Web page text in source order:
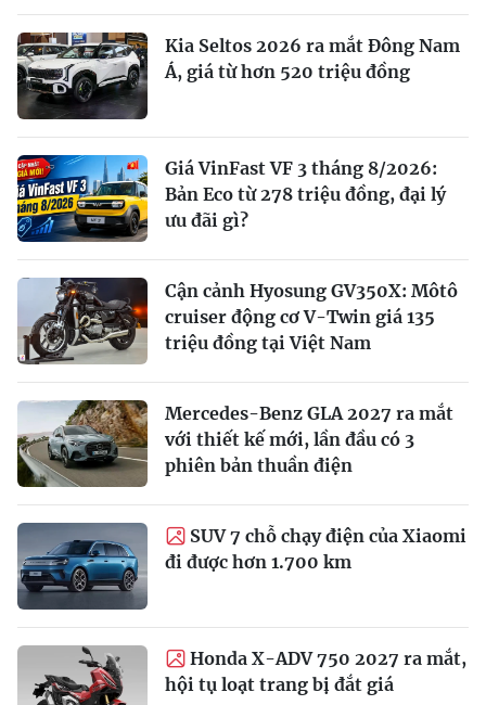
Kia Seltos 2026 ra mắt Đông Nam
Á, giá từ hơn 520 triệu đồng
Giá VinFast VF 3 tháng 8/2026:
Bản Eco từ 278 triệu đồng, đại lý
ưu đãi gì?
Cận cảnh Hyosung GV350X: Môtô
cruiser động cơ V-Twin giá 135
triệu đồng tại Việt Nam
Mercedes-Benz GLA 2027 ra mắt
với thiết kế mới, lần đầu có 3
phiên bản thuần điện
SUV 7 chỗ chạy điện của Xiaomi
đi được hơn 1.700 km
Honda X-ADV 750 2027 ra mắt,
hội tụ loạt trang bị đắt giá